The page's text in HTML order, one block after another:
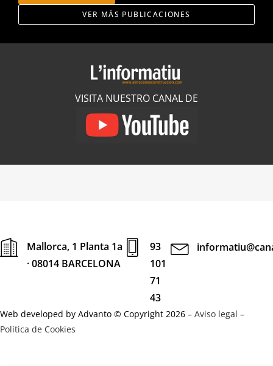
VER MÁS PUBLICACIONES
VISITA NUESTRO CANAL DE
Mallorca, 1 Planta 1a
· 08014 BARCELONA
93
101
71
43
Web developed by Advanto © Copyright 2026 – Aviso legal –
Política de Cookies